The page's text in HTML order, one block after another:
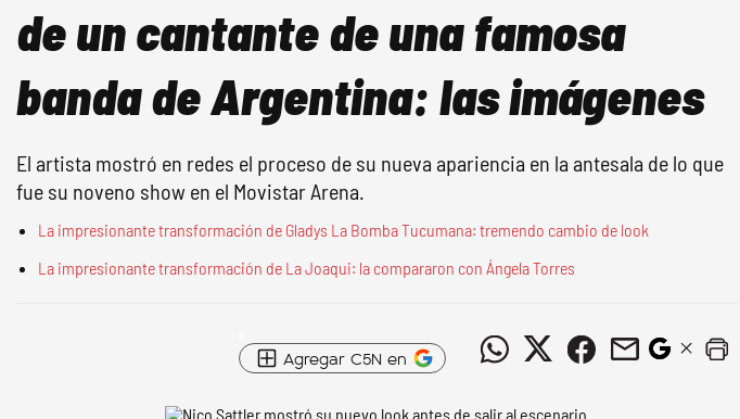
de un cantante de una famosa
banda de Argentina: las imágenes
El artista mostró en redes el proceso de su nueva apariencia en la antesala de lo que
fue su noveno show en el Movistar Arena.
La impresionante transformación de Gladys La Bomba Tucumana: tremendo cambio de look
La impresionante transformación de La Joaqui: la compararon con Ángela Torres
Agregar C5N en